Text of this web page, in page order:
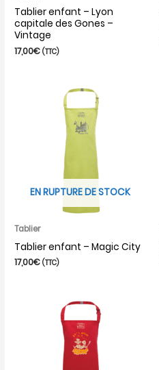
Tablier enfant – Lyon
capitale des Gones –
Vintage
17,00€ (TTC)
EN RUPTURE DE STOCK
Tablier
Tablier enfant – Magic City
17,00€ (TTC)